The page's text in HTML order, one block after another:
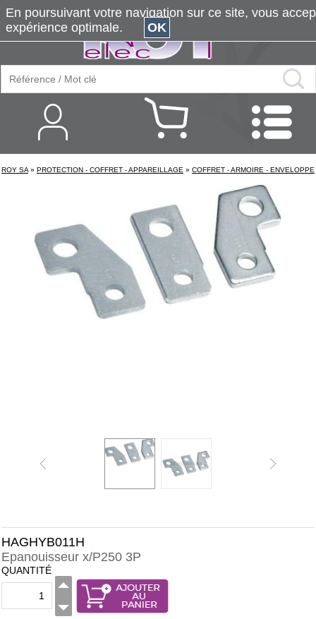
ROY SA » PROTECTION - COFFRET - APPAREILLAGE » COFFRET - ARMOIRE - ENVELOPPE
HAGHYB011H
Epanouisseur x/P250 3P
QUANTITÉ
En poursuivant votre navigation sur ce site, vous
expérience optimale.
OK